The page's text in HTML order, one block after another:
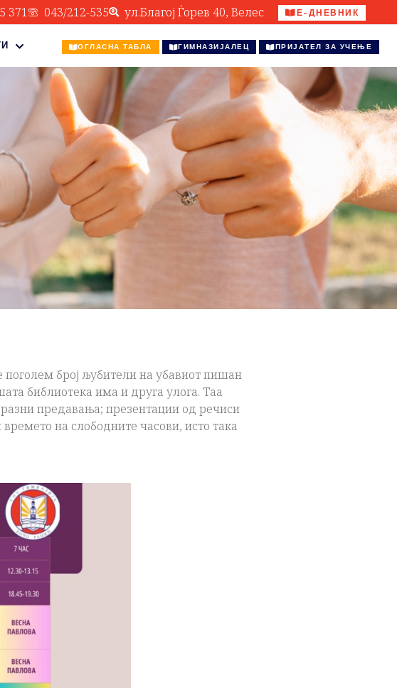
371 043/212-535 ул.Благој Ѓорев 40, Велес Е-ДНЕВНИК
ОГЛАСНА ТАБЛА ГИМНАЗИЈАЛЕЦ ПРИЈАТЕЛ ЗА УЧЕЊЕ
поголем број љубители на убавиот пишан
библиотека има и друга улога. Таа
разни предавања; презентации од речиси
на слободните часови, исто така